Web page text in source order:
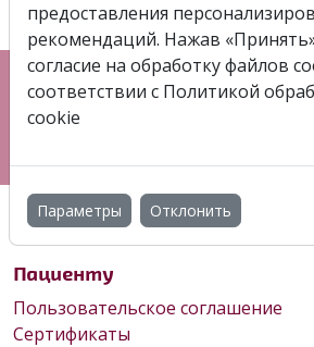
Республика Беларусь, г. Витебск, пр-т
+375 (44) 544 00 03
7127 (МТС)
Пациенту
Пользовательское соглашение
Сертификаты
предоставления
рекомендаций. Нажав
согласие на обработку файлов
соответствии с Политикой
cookie
Параметры Отклонить